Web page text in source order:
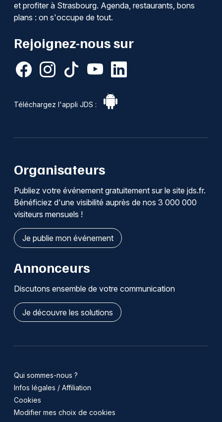
et profiter à Strasbourg. Agenda, restaurants, bons
plans : on s'occupe de tout.
Rejoignez-nous sur
Téléchargez l'appli JDS :
Organisateurs
Publiez votre événement gratuitement sur le site jds.fr.
Bénéficiez d'une visibilité auprès de nos 3 000 000
visiteurs mensuels !
Je publie mon événement
Annonceurs
Discutons ensemble de votre communication
Je découvre les solutions
Qui sommes-nous ?
Infos légales / Affiliation
Cookies
Modifier mes choix de cookies